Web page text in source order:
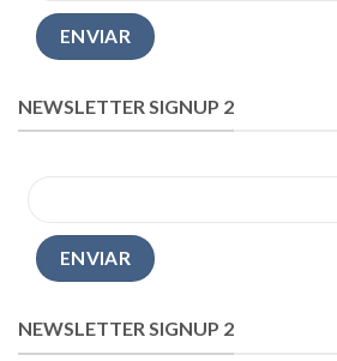
NEWSLETTER SIGNUP 2
NEWSLETTER SIGNUP 2